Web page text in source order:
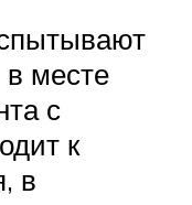
месте
с
к
в